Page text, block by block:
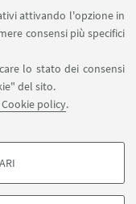
attivando l'opzione in
consensi più specifici
lo stato dei consensi
del sito.
policy.